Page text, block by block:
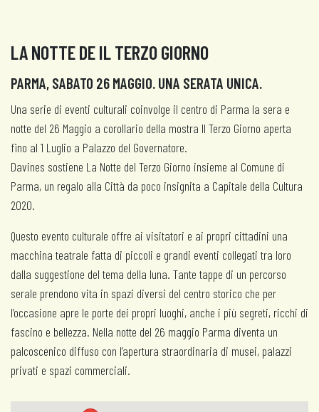
LA NOTTE DE IL TERZO GIORNO
PARMA, SABATO 26 MAGGIO. UNA SERATA UNICA.
Una serie di eventi culturali coinvolge il centro di Parma la sera e
notte del 26 Maggio a corollario della mostra Il Terzo Giorno aperta
fino al 1 Luglio a Palazzo del Governatore.
Davines sostiene La Notte del Terzo Giorno insieme al Comune di
Parma, un regalo alla Città da poco insignita a Capitale della Cultura
2020.
Questo evento culturale offre ai visitatori e ai propri cittadini una
macchina teatrale fatta di piccoli e grandi eventi collegati tra loro
dalla suggestione del tema della luna. Tante tappe di un percorso
serale prendono vita in spazi diversi del centro storico che per
l’occasione apre le porte dei propri luoghi, anche i più segreti, ricchi di
fascino e bellezza. Nella notte del 26 maggio Parma diventa un
palcoscenico diffuso con l’apertura straordinaria di musei, palazzi
privati e spazi commerciali.